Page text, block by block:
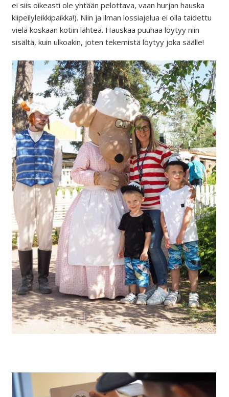
ei siis oikeasti ole yhtään pelottava, vaan hurjan hauska
kiipeilyleikkipaikka!). Niin ja ilman lossiajelua ei olla taidettu
vielä koskaan kotiin lähteä. Hauskaa puuhaa löytyy niin
sisältä, kuin ulkoakin, joten tekemistä löytyy joka säälle!